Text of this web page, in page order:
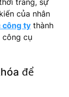
của nhân
công ty thành
công cụ
để